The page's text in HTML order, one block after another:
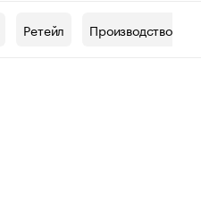
Ретейл Производство